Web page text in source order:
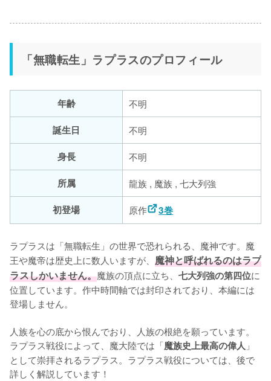
「無職転生」ラプラスのプロフィール
年齢
不明
誕生日
不明
身長
不明
所属
龍族 , 魔族 , 七大列強
初登場
原作 3巻
ラプラスは「無職転生」の世界で恐れられる、魔神です。魔
王や魔帝は歴史上に数人いますが、 魔神と呼ばれるのはラプ
ラスしかいません。魔族の頂点に立ち、 七大列強の第四位に
位置しています。作中時間軸では封印されており、本編には
登場しません。
人族を心の底から恨んでおり、人族の根絶を願っています。
ラプラス戦役によって、魔大陸では「魔族史上最高の偉人 」
として崇拝されるラプラス。ラプラス戦役については、後で
詳しく解説しています！